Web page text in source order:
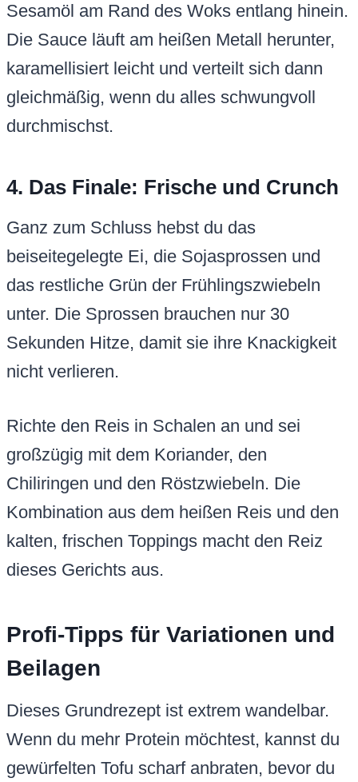
Sesamöl am Rand des Woks entlang hinein.
Die Sauce läuft am heißen Metall herunter,
karamellisiert leicht und verteilt sich dann
gleichmäßig, wenn du alles schwungvoll
durchmischst.
4. Das Finale: Frische und Crunch
Ganz zum Schluss hebst du das
beiseitegelegte Ei, die Sojasprossen und
das restliche Grün der Frühlingszwiebeln
unter. Die Sprossen brauchen nur 30
Sekunden Hitze, damit sie ihre Knackigkeit
nicht verlieren.
Richte den Reis in Schalen an und sei
großzügig mit dem Koriander, den
Chiliringen und den Röstzwiebeln. Die
Kombination aus dem heißen Reis und den
kalten, frischen Toppings macht den Reiz
dieses Gerichts aus.
Profi-Tipps für Variationen und
Beilagen
Dieses Grundrezept ist extrem wandelbar.
Wenn du mehr Protein möchtest, kannst du
gewürfelten Tofu scharf anbraten, bevor du